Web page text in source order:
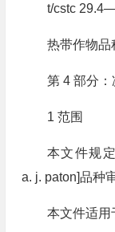
t/cstc
热带作物品
第 4 部分：
1 范围
本文件规
a. j. paton]品种
本文件适用